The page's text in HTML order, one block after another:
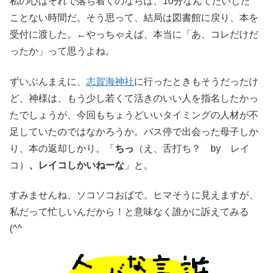
ことない時間だ。そう思って、結局は図書館に戻り、本を
受付に渡した。←やっちゃえば、本当に「あ、コレだけだ
ったか」って思うよね。
ずいぶんまえに、 志賀海神社に行ったときもそうだったけ
ど、神様は、もう少し若くて活きのいい人を指名したかっ
たでしょうが、今回もちょうどいいタイミングの人材が不
足していたのではなかろうか。バス停で出会った母子しか
り、本の返却しかり。「 ちっ （え、舌打ち？ by レイ
コ） 、レイコしかいねーな 」と。
すみませんね、ソコソコおばで。ヒマそうに見えますが、
私だって忙しいんだから！と意味なく誰かに訴えてみる
(^^ゞ